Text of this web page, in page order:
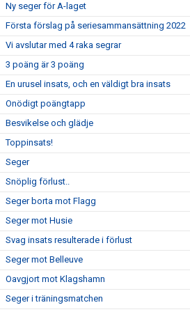
Ny seger för A-laget
Första förslag på seriesammansättning 2022
Vi avslutar med 4 raka segrar
3 poäng är 3 poäng
En urusel insats, och en väldigt bra insats
Onödigt poängtapp
Besvikelse och glädje
Toppinsats!
Seger
Snöplig förlust..
Seger borta mot Flagg
Seger mot Husie
Svag insats resulterade i förlust
Seger mot Belleuve
Oavgjort mot Klagshamn
Seger i träningsmatchen